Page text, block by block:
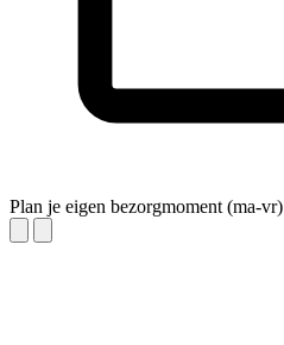
Plan je eigen bezorgmoment (ma-vr)